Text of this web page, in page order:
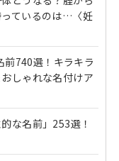
っているのは…〈妊
前740選！キラキラ
しゃれな名付けア
な名前」253選！